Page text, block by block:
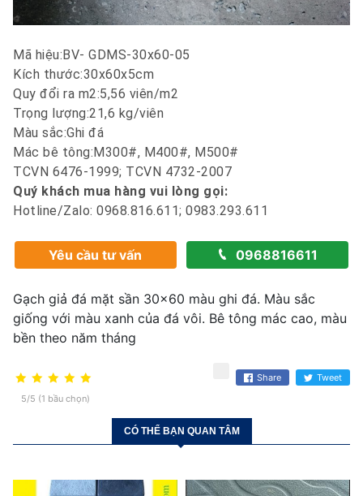
Mã hiệu:BV- GDMS-30x60-05
Kích thước:30x60x5cm
Quy đổi ra m2:5,56 viên/m2
Trọng lượng:21,6 kg/viên
Màu sắc:Ghi đá
Mác bê tông:M300#, M400#, M500#
TCVN 6476-1999; TCVN 4732-2007
Quý khách mua hàng vui lòng gọi:
Hotline/Zalo: 0968.816.611; 0983.293.611
Yêu cầu tư vấn 0968816611
Gạch giả đá mặt sần 30x60 màu ghi đá. Màu sắc
giống với màu xanh của đá vôi. Bê tông mác cao, màu
bền theo năm tháng
5/5 (1 bầu chọn)
Share Tweet
CÓ THỂ BẠN QUAN TÂM